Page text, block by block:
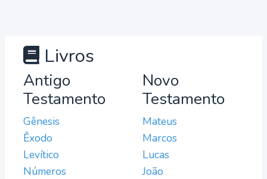
Livros
Antigo
Testamento
Gênesis
Êxodo
Levítico
Números
Novo
Testamento
Mateus
Marcos
Lucas
João